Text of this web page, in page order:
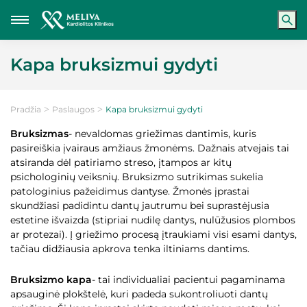
Kapa bruksizmui gydyti
Pradžia Paslaugos Kapa bruksizmui gydyti
Bruksizmas- nevaldomas griežimas dantimis, kuris
pasireiškia įvairaus amžiaus žmonėms. Dažnais atvejais tai
atsiranda dėl patiriamo streso, įtampos ar kitų
psichologinių veiksnių. Bruksizmo sutrikimas sukelia
patologinius pažeidimus dantyse. Žmonės įprastai
skundžiasi padidintu dantų jautrumu bei suprastėjusia
estetine išvaizda (stipriai nudilę dantys, nulūžusios plombos
ar protezai). Į griežimo procesą įtraukiami visi esami dantys,
tačiau didžiausia apkrova tenka iltiniams dantims.
Bruksizmo kapa- tai individualiai pacientui pagaminama
apsauginė plokštelė, kuri padeda sukontroliuoti dantų